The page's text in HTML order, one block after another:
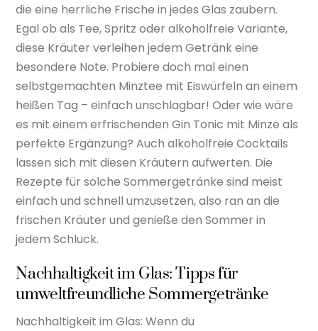
die eine herrliche Frische in jedes Glas zaubern.
Egal ob als Tee, Spritz oder alkoholfreie Variante,
diese Kräuter verleihen jedem Getränk eine
besondere Note. Probiere doch mal einen
selbstgemachten Minztee mit Eiswürfeln an einem
heißen Tag – einfach unschlagbar! Oder wie wäre
es mit einem erfrischenden Gin Tonic mit Minze als
perfekte Ergänzung? Auch alkoholfreie Cocktails
lassen sich mit diesen Kräutern aufwerten. Die
Rezepte für solche Sommergetränke sind meist
einfach und schnell umzusetzen, also ran an die
frischen Kräuter und genieße den Sommer in
jedem Schluck.
Nachhaltigkeit im Glas: Tipps für
umweltfreundliche Sommergetränke
Nachhaltigkeit im Glas: Wenn du